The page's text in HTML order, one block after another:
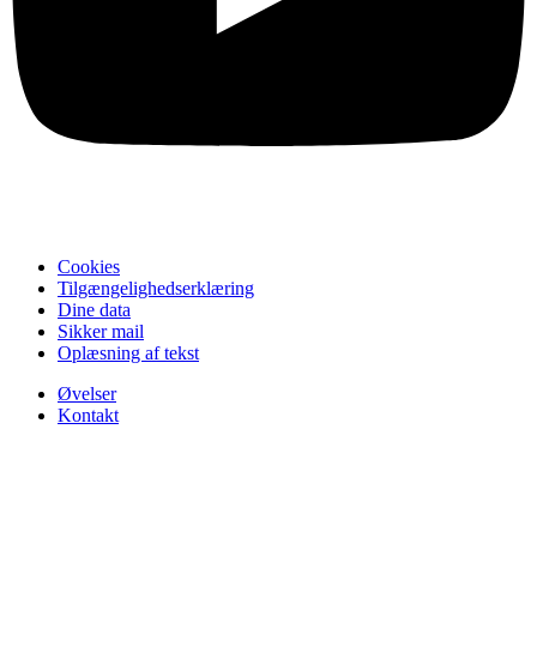
Cookies
Tilgængelighedserklæring
Dine data
Sikker mail
Oplæsning af tekst
Øvelser
Kontakt